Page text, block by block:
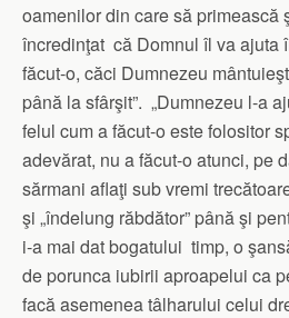
oamenilor din care să primească
încredinţat că Domnul îl va ajuta
făcut-o, căci Dumnezeu
până la sfârşit”. „Dumnezeu l-a
felul cum a făcut-o este folositor
adevărat, nu a făcut-o atunci, pe
sărmani aflaţi sub vremi
şi „îndelung răbdător” până şi
i-a mai dat bogatului timp, o
de porunca iubirii aproapelui ca
facă asemenea tâlharului celui